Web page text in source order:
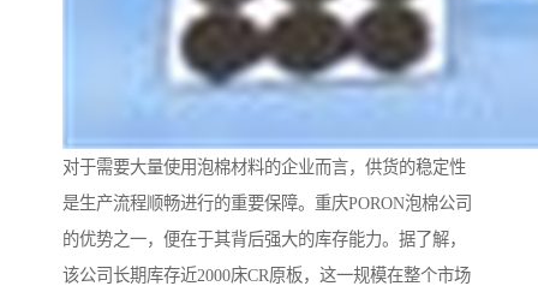
对于需要大量使用泡棉材料的企业而言，供货的稳定性
是生产流程顺畅进行的重要保障。重庆PORON泡棉公司
的优势之一，便在于其背后强大的库存能力。据了解，
该公司长期库存近2000床CR原板，这一规模在整个市场